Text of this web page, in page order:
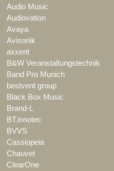
Audio Music
Audiovation
Avaya
Avisonik
axxent
B&W Veranstaltungstechnik
Band Pro Munich
bestvent group
Black Box Music
Brand-L
BT.innotec
BVVS
Cassiopeia
Chauvet
ClearOne